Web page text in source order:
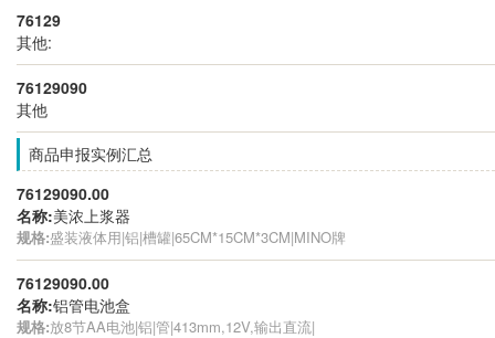
76129
其他:
76129090
其他
商品申报实例汇总
76129090.00
名称:美浓上浆器
规格:盛装液体用|铝|槽罐|65CM*15CM*3CM|MINO牌
76129090.00
名称:铝管电池盒
规格:放8节AA电池|铝|管|413mm,12V,输出直流|